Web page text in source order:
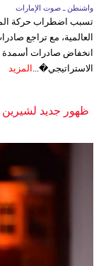
واشنطن ـ صوت الإمارات
تسبب اضطراب حركة
الاستراتيجي�... المزيد
ظهور جديد